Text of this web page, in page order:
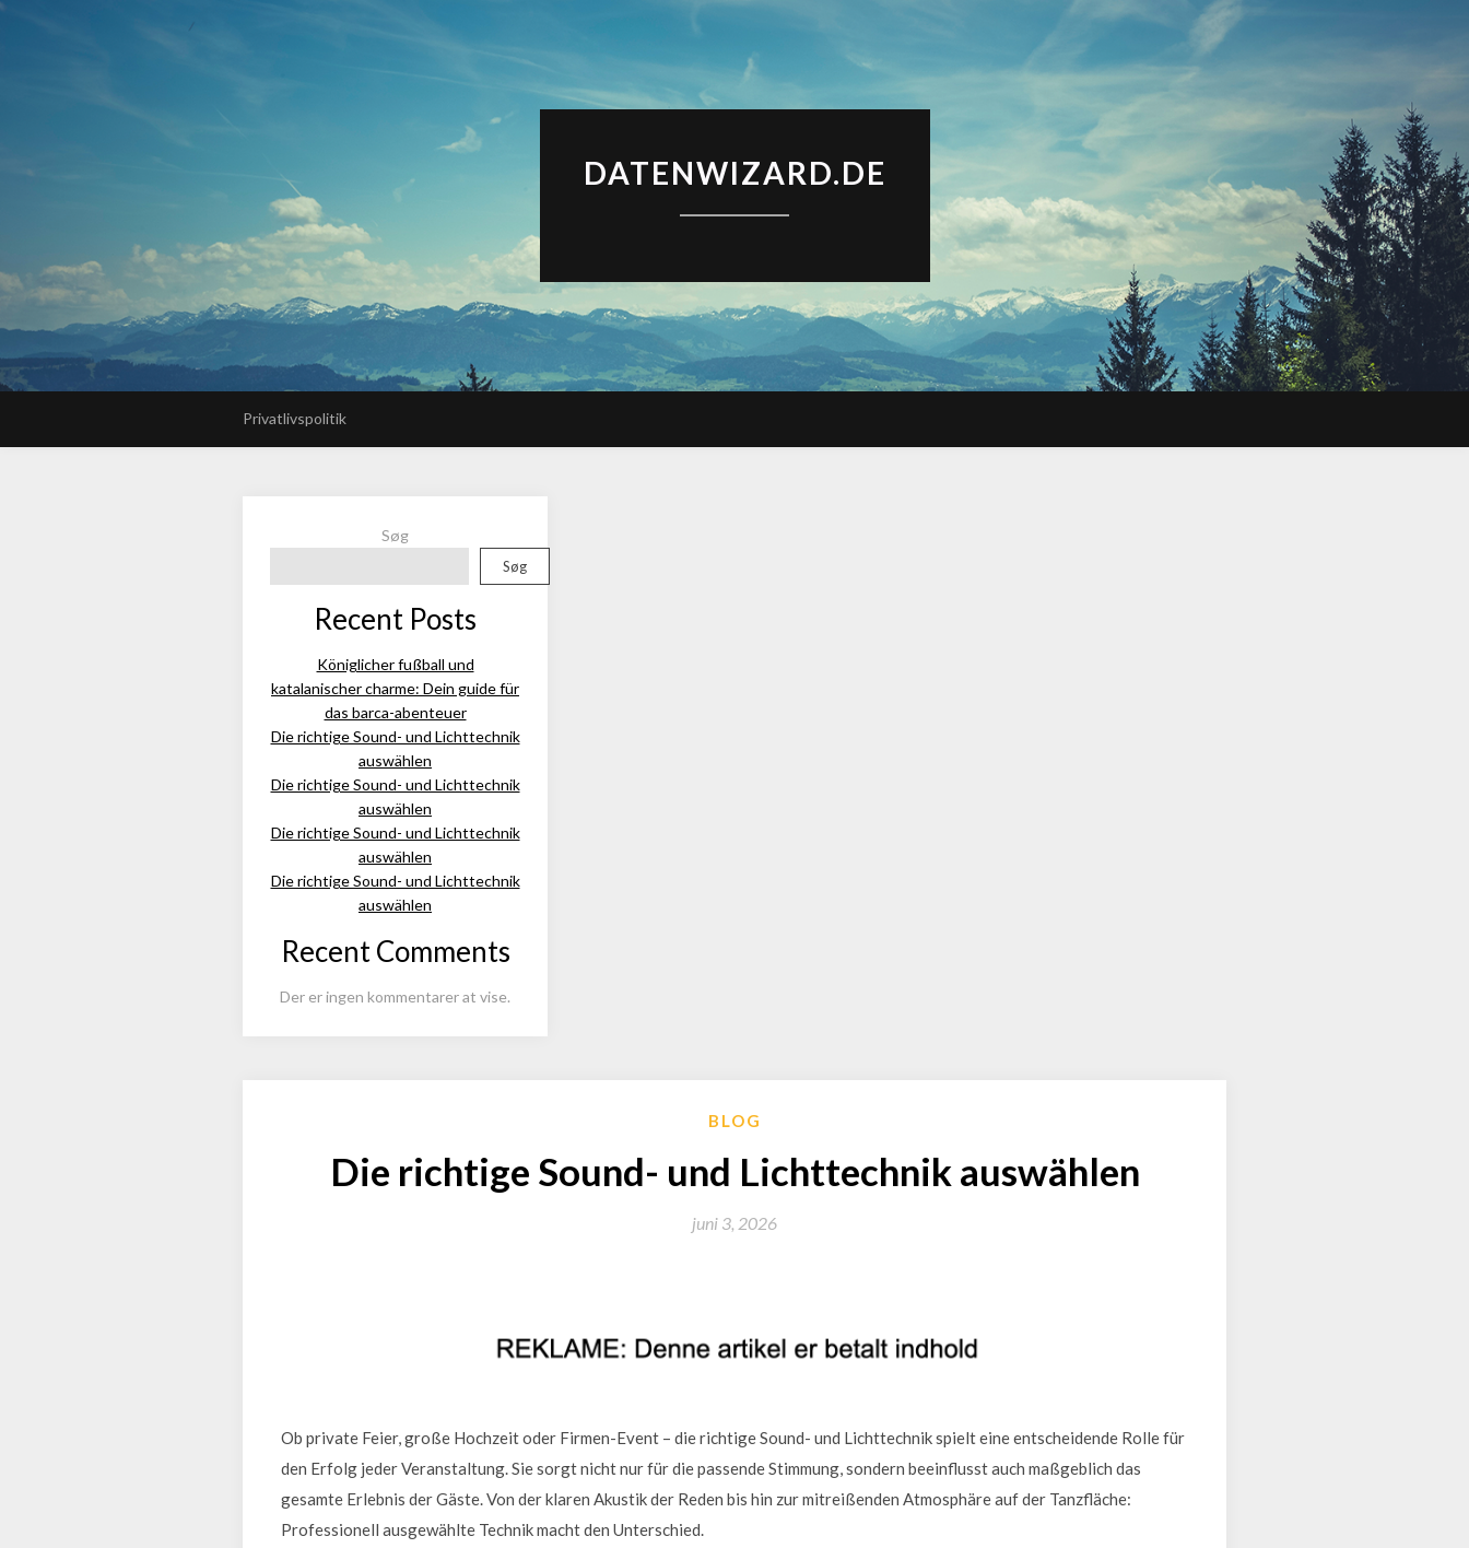
DATENWIZARD.DE
Privatlivspolitik
Søg
Søg
Recent Posts
Königlicher fußball und
katalanischer charme: Dein guide für
das barca-abenteuer
Die richtige Sound- und Lichttechnik
auswählen
Die richtige Sound- und Lichttechnik
auswählen
Die richtige Sound- und Lichttechnik
auswählen
Die richtige Sound- und Lichttechnik
auswählen
Recent Comments
Der er ingen kommentarer at vise.
BLOG
Die richtige Sound- und Lichttechnik auswählen
juni 3, 2026
Ob private Feier, große Hochzeit oder Firmen-Event – die richtige Sound- und Lichttechnik spielt eine entscheidende Rolle für
den Erfolg jeder Veranstaltung. Sie sorgt nicht nur für die passende Stimmung, sondern beeinflusst auch maßgeblich das
gesamte Erlebnis der Gäste. Von der klaren Akustik der Reden bis hin zur mitreißenden Atmosphäre auf der Tanzfläche:
Professionell ausgewählte Technik macht den Unterschied.